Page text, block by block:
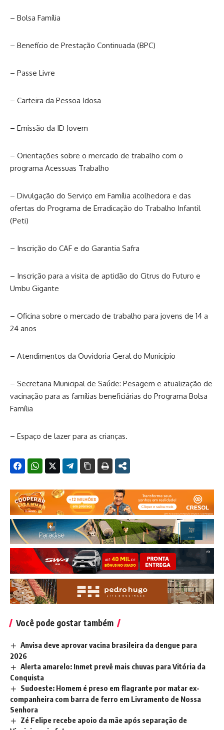
– Bolsa Família
– Benefício de Prestação Continuada (BPC)
– Passe Livre
– Carteira da Pessoa Idosa
– Emissão da ID Jovem
– Orientações sobre o mercado de trabalho com o
programa Acessuas Trabalho
– Divulgação do Serviço em Família acolhedora e das
ofertas do Programa de Erradicação do Trabalho Infantil
(Peti)
– Inscrição do CAF e do Garantia Safra
– Inscrição para a visita de aptidão do Citrus do Futuro e
Umbu Gigante
– Oficina sobre o mercado de trabalho para jovens de 14 a
24 anos
– Atendimentos da Ouvidoria Geral do Município
– Secretaria Municipal de Saúde: Pesagem e atualização de
vacinação para as famílias beneficiárias do Programa Bolsa
Família
– Espaço de lazer para as crianças.
Você pode gostar também
Anvisa deve aprovar vacina brasileira da dengue para
2026
Alerta amarelo: Inmet prevê mais chuvas para Vitória da
Conquista
Sudoeste: Homem é preso em flagrante por matar ex-
companheira com barra de ferro em Livramento de Nossa
Senhora
Zé Felipe recebe apoio da mãe após separação de